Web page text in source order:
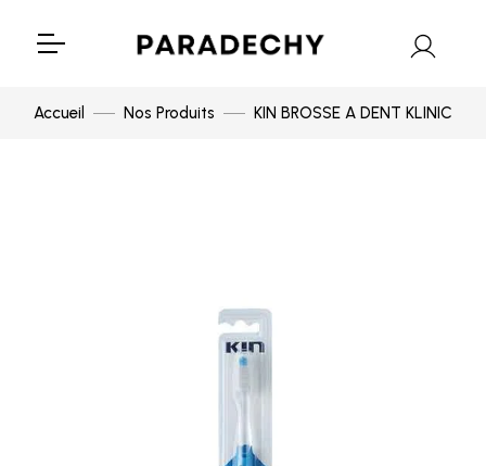
Accueil Nos Produits KIN BROSSE A DENT KLINIC